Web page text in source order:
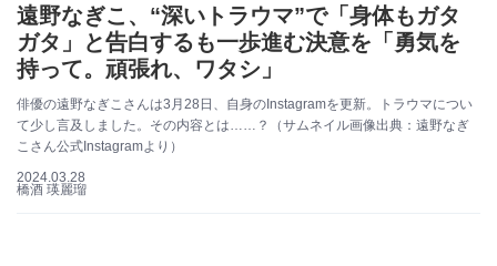
遠野なぎこ、“深いトラウマ”で「身体もガタ
ガタ」と告白するも一歩進む決意を「勇気を
持って。頑張れ、ワタシ」
俳優の遠野なぎこさんは3月28日、自身のInstagramを更新。トラウマについ
て少し言及しました。その内容とは……？（サムネイル画像出典：遠野なぎ
こさん公式Instagramより）
2024.03.28
橋酒 瑛麗瑠